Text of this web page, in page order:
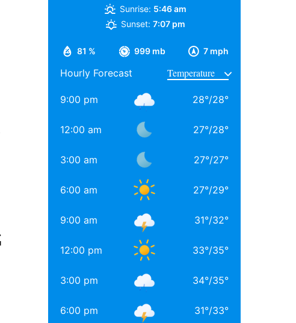
81 % 999 mb 7 mph
Sunrise: 5:46 am
Sunset: 7:07 pm
Hourly Forecast
9:00 pm 28°/28°
12:00 am 27°/28°
3:00 am 27°/27°
6:00 am 27°/29°
9:00 am 31°/32°
12:00 pm 33°/35°
3:00 pm 34°/35°
6:00 pm 31°/33°